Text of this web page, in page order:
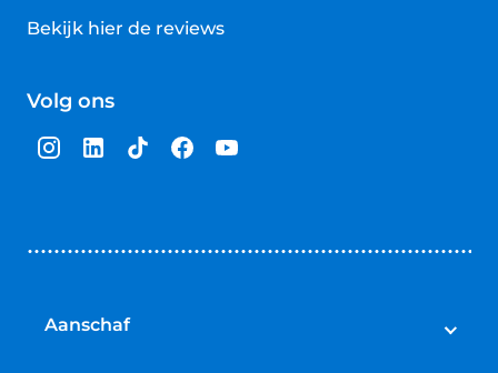
Bekijk hier de reviews
van
sterren
Volg ons
Aanschaf